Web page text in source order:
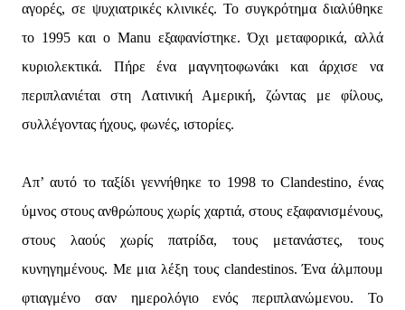
αγορές, σε ψυχιατρικές κλινικές. Το συγκρότημα διαλύθηκε
το 1995 και ο Manu εξαφανίστηκε. Όχι μεταφορικά, αλλά
κυριολεκτικά. Πήρε ένα μαγνητοφωνάκι και άρχισε να
περιπλανιέται στη Λατινική Αμερική, ζώντας με φίλους,
συλλέγοντας ήχους, φωνές, ιστορίες.
Απ’ αυτό το ταξίδι γεννήθηκε το 1998 το Clandestino, ένας
ύμνος στους ανθρώπους χωρίς χαρτιά, στους εξαφανισμένους,
στους λαούς χωρίς πατρίδα, τους μετανάστες, τους
κυνηγημένους. Με μια λέξη τους clandestinos. Ένα άλμπουμ
φτιαγμένο σαν ημερολόγιο ενός περιπλανώμενου. Το